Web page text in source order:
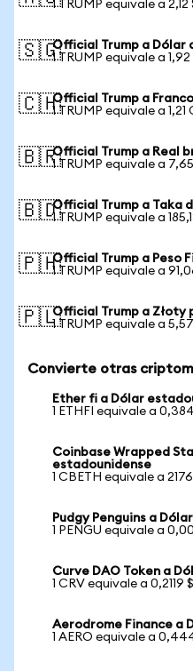
1 TRUMP equivale a 2,12
🇸🇬Official Trump a Dólar
1 TRUMP equivale a 1,92
🇨🇭Official Trump a
1 TRUMP equivale a 1,21
🇧🇷Official Trump a Real
1 TRUMP equivale a
🇧🇩Official Trump a Taka
1 TRUMP equivale a
🇵🇭Official Trump a Peso
1 TRUMP equivale a
🇵🇱Official Trump a Złoty
1 TRUMP equivale a 5,57
Convierte otras
Ether fi a Dólar
1 ETHFI equivale a
Coinbase Wrapped
estadounidense
1 CBETH equivale a
Pudgy Penguins a
1 PENGU equivale a
Curve DAO Token a
1 CRV equivale a 0,2119 $
Aerodrome Finance a
1 AERO equivale a